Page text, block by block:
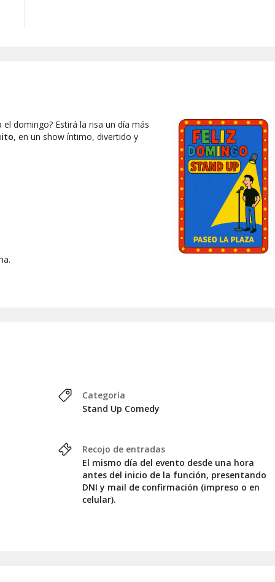
domingo? Estirá la risa un día más
, en un show íntimo, divertido y
Categoría
Stand Up Comedy
Recojo de entradas
El mismo día del evento desde una hora
antes del inicio de la función, presentando
DNI y mail de confirmación (impreso o en
celular).